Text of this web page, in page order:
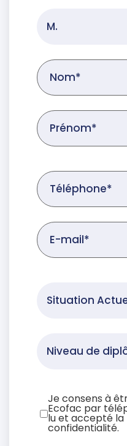
Je consens à
Ecofac par
lu et accepté la
confidentialité.